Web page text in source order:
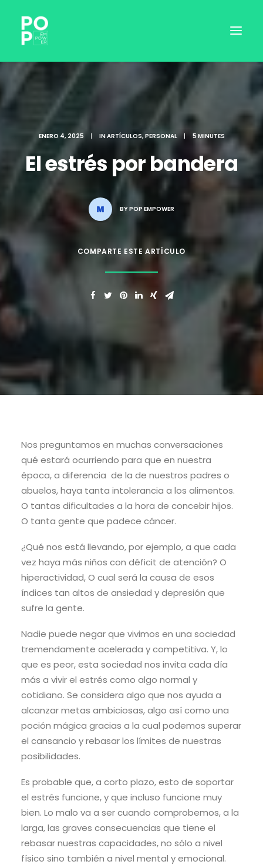
INICIAR SESIÓN
RESERVAR SESIÓN
ENERO 4, 2025 | INARTÍCULOS, PERSONAL | 5 MINUTES
El estrés por bandera
BYPOP EMPOWER
COMPARTE ESTE ARTÍCULO
Nos preguntamos en muchas conversaciones
qué estará ocurriendo para que en nuestra
época, a diferencia de la de nuestros padres o
abuelos, haya tanta intolerancia a los alimentos.
O tantas dificultades a la hora de concebir hijos.
O tanta gente que padece cáncer.
¿Qué nos está llevando, por ejemplo, a que cada
vez haya más niños con déficit de atención? O
hiperactividad, O cual será la causa de esos
índices tan altos de ansiedad y depresión que
sufre la gente.
Nadie puede negar que vivimos en una sociedad
tremendamente acelerada y competitiva. Y, lo
que es peor, esta sociedad nos invita cada día
más a vivir el estrés como algo normal y
cotidiano. Se considera algo que nos ayuda a
alcanzar metas ambiciosas, algo así como una
poción mágica gracias a la cual podemos superar
el cansancio y rebasar los límites de nuestras
posibilidades.
Es probable que, a corto plazo, esto de soportar
el estrés funcione, y que incluso funcione muy
bien. Lo malo va a ser cuando comprobemos, a la
larga, las graves consecuencias que tiene el
rebasar nuestras capacidades, no sólo a nivel
físico sino también a nivel mental y emocional.